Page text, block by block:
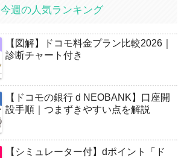
今週の人気ランキング
【図解】ドコモ料金プラン比較2026｜
診断チャート付き
【ドコモの銀行 d NEOBANK】口座開
設手順｜つまずきやすい点を解説
【シミュレーター付】dポイント「ド